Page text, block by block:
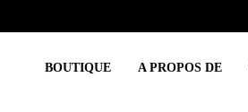
BOUTIQUE A PROPOS DE